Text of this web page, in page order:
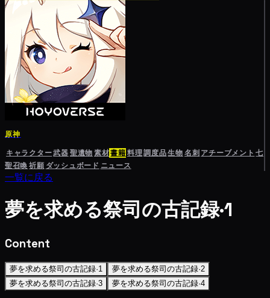
原神
キャラクター武器聖遺物素材書籍料理調度品生物名刺 アチーブメント 七
聖召喚祈願 ダッシュボード ニュース
一覧に戻る
夢を求める祭司の古記録·1
Content
夢を求める祭司の古記録·1
夢を求める祭司の古記録·2
夢を求める祭司の古記録·3
夢を求める祭司の古記録·4